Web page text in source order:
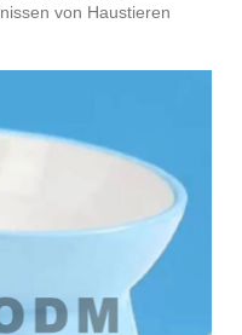
von Haustieren